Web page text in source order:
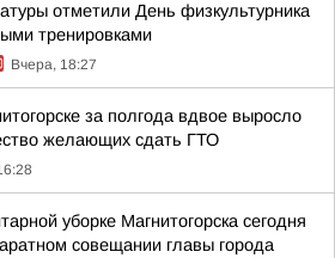
отметили День физкультурника
тренировками
Вчера, 18:27
за полгода вдвое выросло
желающих сдать ГТО
уборке Магнитогорска сегодня
совещании главы города